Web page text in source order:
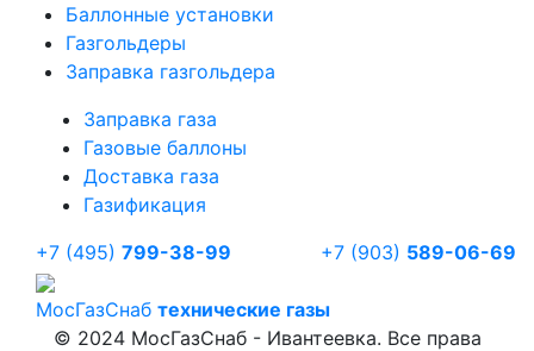
Баллонные установки
Газгольдеры
Заправка газгольдера
Заправка газа
Газовые баллоны
Доставка газа
Газификация
+7 (495) 799-38-99 +7 (903) 589-06-69
МосГазСнаб технические газы
© 2024 МосГазСнаб - Ивантеевка. Все права